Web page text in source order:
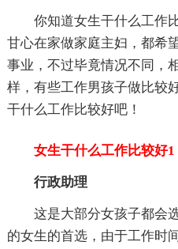
你知道女生干什么工作
甘心在家做家庭主妇，都希
事业，不过毕竟情况不同，
样，有些工作男孩子做比较
干什么工作比较好吧！
女生干什么工作比较好1
行政助理
这是大部分女孩子都会
的女生的首选，由于工作时